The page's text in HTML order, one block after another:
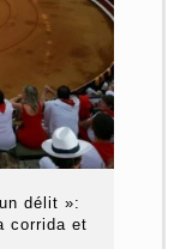
délit »:
corrida et